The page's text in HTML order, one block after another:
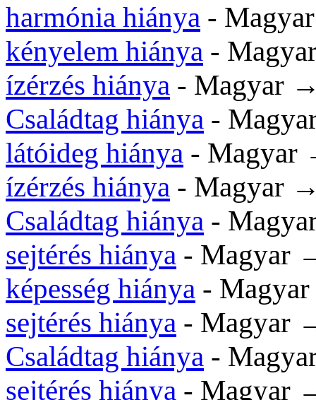
harmónia hiánya -
kényelem hiánya -
ízérzés hiánya - Magyar
Családtag hiánya -
látóideg hiánya - Magyar
ízérzés hiánya - Magyar
Családtag hiánya -
sejtérés hiánya - Magyar
képesség hiánya -
sejtérés hiánya - Magyar
Családtag hiánya -
sejtérés hiánya - Magyar